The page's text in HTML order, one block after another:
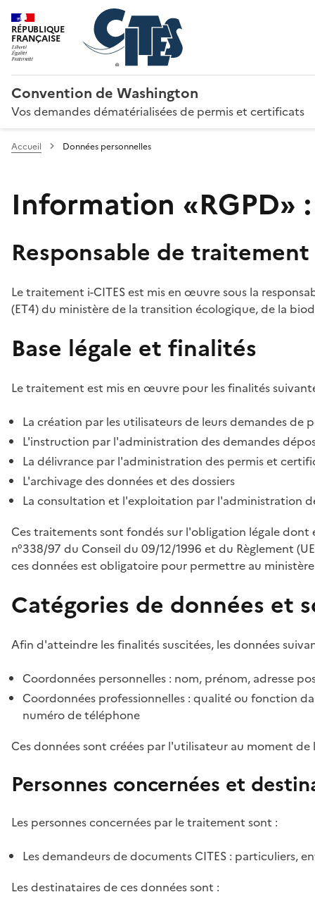
RÉPUBLIQUE
FRANÇAISE
Convention de Washington
Vos demandes dématérialisées de permis et certificats
Accueil Données personnelles
Information «RGPD»
Responsable de traitement
Le traitement i-CITES est mis en œuvre sous la
(ET4) du ministère de la transition écologique, de la
Base légale et finalités
Le traitement est mis en œuvre pour les finalités
La création par les utilisateurs de leurs demandes
L'instruction par l'administration des demandes
La délivrance par l'administration des permis et
L'archivage des données et des dossiers
La consultation et l'exploitation par l'administration
Ces traitements sont fondés sur l'obligation légale
n°338/97 du Conseil du 09/12/1996 et du Règlement
ces données est obligatoire pour permettre au
Catégories de données et
Afin d'atteindre les finalités suscitées, les données
Coordonnées personnelles : nom, prénom, adresse
Coordonnées professionnelles : qualité ou fonction
numéro de téléphone
Ces données sont créées par l'utilisateur au moment
Personnes concernées et
Les personnes concernées par le traitement sont :
Les demandeurs de documents CITES : particuliers,
Les destinataires de ces données sont :